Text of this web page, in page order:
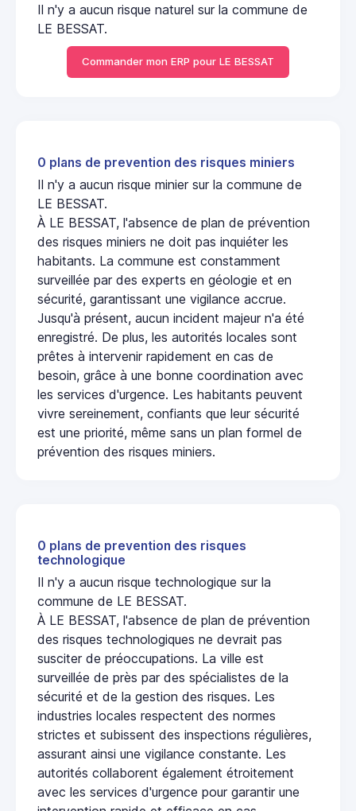
Il n'y a aucun risque naturel sur la commune de
LE BESSAT.
Commander mon ERP pour LE BESSAT
0 plans de prevention des risques miniers
Il n'y a aucun risque minier sur la commune de
LE BESSAT.
À LE BESSAT, l'absence de plan de prévention
des risques miniers ne doit pas inquiéter les
habitants. La commune est constamment
surveillée par des experts en géologie et en
sécurité, garantissant une vigilance accrue.
Jusqu'à présent, aucun incident majeur n'a été
enregistré. De plus, les autorités locales sont
prêtes à intervenir rapidement en cas de
besoin, grâce à une bonne coordination avec
les services d'urgence. Les habitants peuvent
vivre sereinement, confiants que leur sécurité
est une priorité, même sans un plan formel de
prévention des risques miniers.
0 plans de prevention des risques
technologique
Il n'y a aucun risque technologique sur la
commune de LE BESSAT.
À LE BESSAT, l'absence de plan de prévention
des risques technologiques ne devrait pas
susciter de préoccupations. La ville est
surveillée de près par des spécialistes de la
sécurité et de la gestion des risques. Les
industries locales respectent des normes
strictes et subissent des inspections régulières,
assurant ainsi une vigilance constante. Les
autorités collaborent également étroitement
avec les services d'urgence pour garantir une